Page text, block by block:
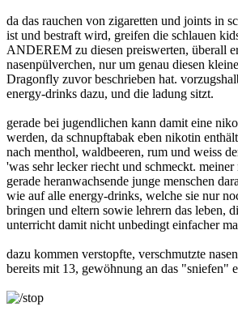
da das rauchen von zigaretten und joints in
ist und bestraft wird, greifen die schlauen
ANDEREM zu diesen preiswerten, überall
nasenpülverchen, nur um genau diesen
Dragonfly zuvor beschrieben hat.
energy-drinks dazu, und die ladung sitzt.
gerade bei jugendlichen kann damit eine
werden, da schnupftabak eben nikotin
nach menthol, waldbeeren, rum und weiss
'was sehr lecker riecht und schmeckt.
gerade heranwachsende junge menschen
wie auf alle energy-drinks, welche sie nur
bringen und eltern sowie lehrern das leben,
unterricht damit nicht unbedingt einfacher
dazu kommen verstopfte, verschmutzte
bereits mit 13, gewöhnung an das "sniefen"